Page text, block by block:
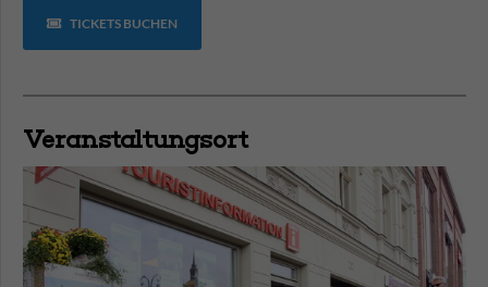
TICKETS BUCHEN
Veranstaltungsort